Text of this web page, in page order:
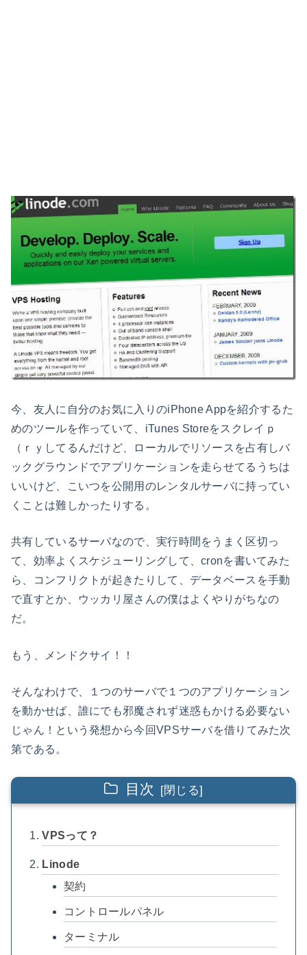
今、友人に自分のお気に入りのiPhone Appを紹介するた
めのツールを作っていて、iTunes Storeをスクレイｐ
（ｒｙしてるんだけど、ローカルでリソースを占有しバ
ックグラウンドでアプリケーションを走らせてるうちは
いいけど、こいつを公開用のレンタルサーバに持ってい
くことは難しかったりする。
共有しているサーバなので、実行時間をうまく区切っ
て、効率よくスケジューリングして、cronを書いてみた
ら、コンフリクトが起きたりして、データベースを手動
で直すとか、ウッカリ屋さんの僕はよくやりがちなの
だ。
もう、メンドクサイ！！
そんなわけで、１つのサーバで１つのアプリケーション
を動かせば、誰にでも邪魔されず迷惑もかける必要ない
じゃん！という発想から今回VPSサーバを借りてみた次
第である。
目次
VPSって？
Linode
契約
コントロールパネル
ターミナル